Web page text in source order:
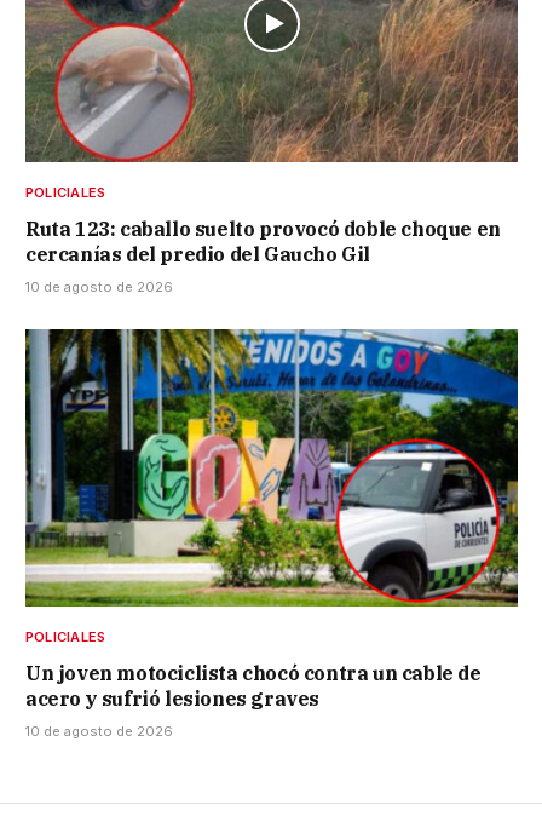
POLICIALES
Ruta 123: caballo suelto provocó doble choque en
cercanías del predio del Gaucho Gil
10 de agosto de 2026
POLICIALES
Un joven motociclista chocó contra un cable de
acero y sufrió lesiones graves
10 de agosto de 2026